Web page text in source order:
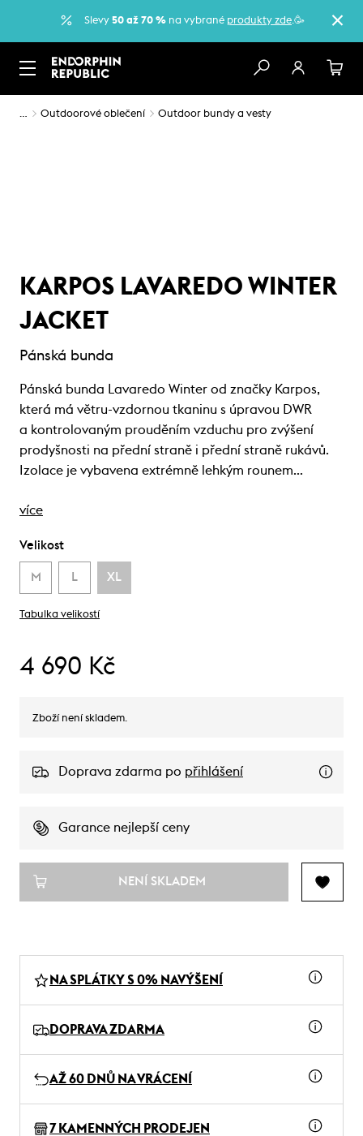
Slevy 50 až 70 % na vybrané produkty zde.🥳
… Outdoorové oblečení Outdoor bundy a vesty
KARPOS LAVAREDO WINTER
JACKET
Pánská bunda
Pánská bunda Lavaredo Winter od značky Karpos,
která má větru-vzdornou tkaninu s úpravou DWR
a kontrolovaným prouděním vzduchu pro zvýšení
prodyšnosti na přední straně i přední straně rukávů.
Izolace je vybavena extrémně lehkým rounem…
více
Velikost
M L XL
Tabulka velikostí
4 690 Kč
Zboží není skladem.
Doprava zdarma po přihlášení
Garance nejlepší ceny
NENÍ SKLADEM
NA SPLÁTKY S 0% NAVÝŠENÍ
DOPRAVA ZDARMA
AŽ 60 DNŮ NA VRÁCENÍ
7 KAMENNÝCH PRODEJEN